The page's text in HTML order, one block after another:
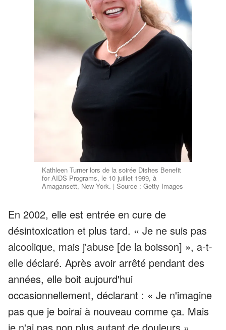
Kathleen Turner lors de la soirée Dishes Benefit
for AIDS Programs, le 10 juillet 1999, à
Amagansett, New York. | Source : Getty Images
En 2002, elle est entrée en cure de
désintoxication et plus tard. « Je ne suis pas
alcoolique, mais j'abuse [de la boisson] », a-t-
elle déclaré. Après avoir arrêté pendant des
années, elle boit aujourd'hui
occasionnellement, déclarant : « Je n'imagine
pas que je boirai à nouveau comme ça. Mais